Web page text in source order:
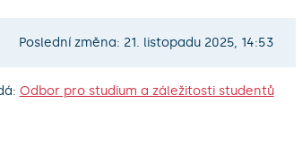
Poslední změna: 21. listopadu 2025, 14:53
Odbor pro studium a záležitosti studentů